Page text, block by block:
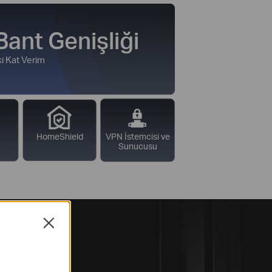
Genişliği
Kat Verim
HomeShield
VPN İstemcisi ve
Sunucusu
Close